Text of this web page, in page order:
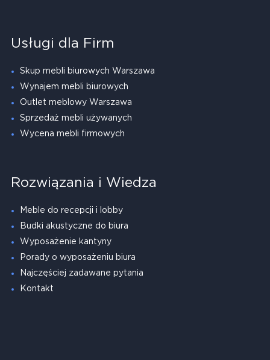
Usługi dla Firm
Skup mebli biurowych Warszawa
Wynajem mebli biurowych
Outlet meblowy Warszawa
Sprzedaż mebli używanych
Wycena mebli firmowych
Rozwiązania i Wiedza
Meble do recepcji i lobby
Budki akustyczne do biura
Wyposażenie kantyny
Porady o wyposażeniu biura
Najczęściej zadawane pytania
Kontakt